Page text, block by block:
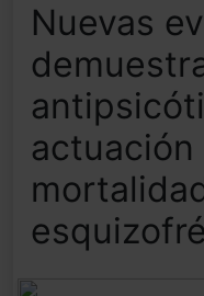
Nuevas